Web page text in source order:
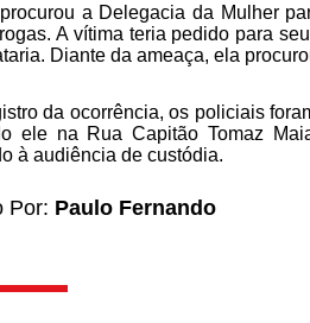
a Delegacia da Mulher
A vítima teria pedido para
Diante da ameaça, ela
da ocorrência, os policiais
ele na Rua Capitão Tomaz
à audiência de custódia.
Por: Paulo Fernando